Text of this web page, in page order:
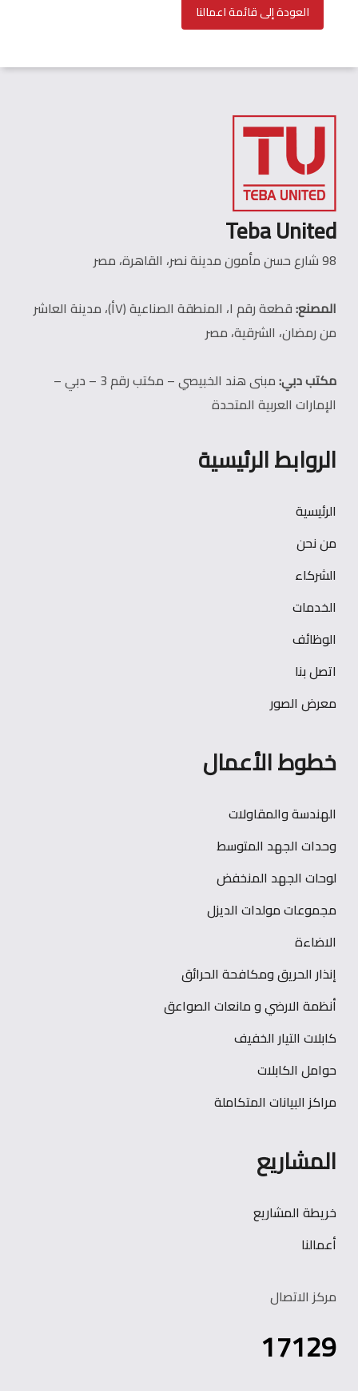
العودة إلى قائمة اعمالنا
Teba United
98 شارع حسن مأمون مدينة نصر، القاهرة، مصر
المصنع:
قطعة رقم ١، المنطقة الصناعية (٧أ)، مدينة العاشر
من رمضان، الشرقية، مصر
مكتب دبي:
مبنى هند الخبيصي – مكتب رقم 3 – دبي –
الإمارات العربية المتحدة
الروابط الرئيسية
الرئيسية
من نحن
الشركاء
الخدمات
الوظائف
اتصل بنا
معرض الصور
خطوط الأعمال
الهندسة والمقاولات
وحدات الجهد المتوسط
لوحات الجهد المنخفض
مجموعات مولدات الديزل
الاضاءة
إنذار الحريق ومكافحة الحرائق
أنظمة الارضي و مانعات الصواعق
كابلات التيار الخفيف
حوامل الكابلات
مراكز البيانات المتكاملة
المشاريع
خريطة المشاريع
أعمالنا
مركز الاتصال
17129